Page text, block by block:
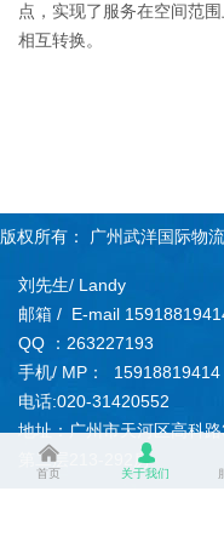
点，实现了服务在空间范
相互转换。
刘先生/ Landy
邮箱 / E-mail
QQ ：263227193
手机/ MP： 15918819414
电话:020-31420552
地址：广州市天河区高科
第二层213-292房
版权所有： 广州武洋国际物
낀
首页
넙
关于我们